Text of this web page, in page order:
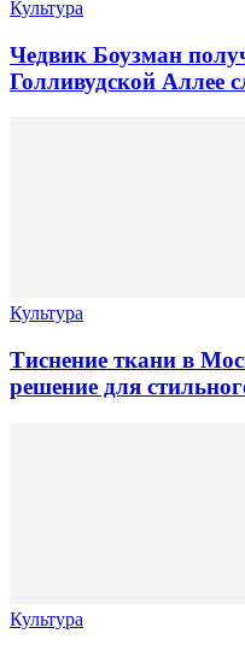
Культура
Чедвик Боузман
Голливудской Аллее
Культура
Тиснение ткани в
решение для
Культура